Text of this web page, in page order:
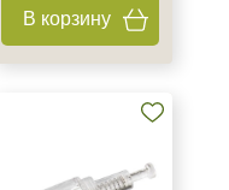
В корзину